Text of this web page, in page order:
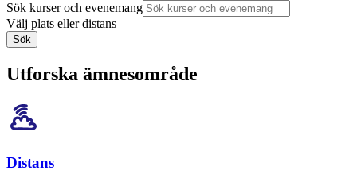
Sök kurser och evenemang
Välj plats eller distans
Sök
Utforska ämnesområde
Distans